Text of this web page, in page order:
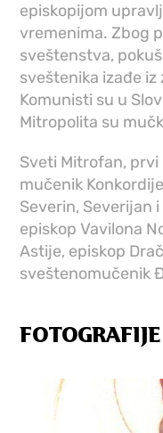
episkopijom
vremenima. Zbog
sveštenstva,
sveštenika izađe iz
Komunisti su u
Mitropolita su
Sveti Mitrofan,
mučenik
Severin, Severijan
episkop Vavilona
Astije, episkop
sveštenomučenik
FOTOGRAFIJE